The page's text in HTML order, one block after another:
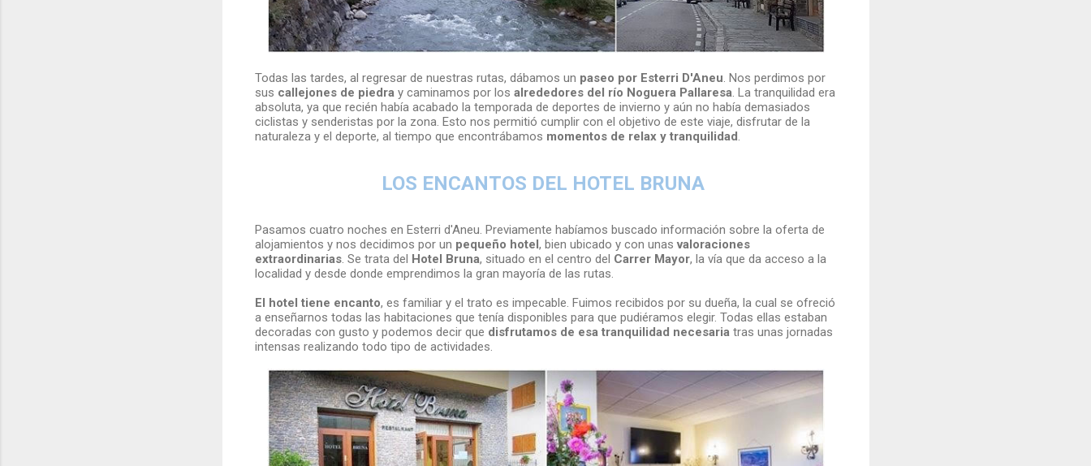
Todas las tardes, al regresar de nuestras rutas, dábamos un paseo por Esterri D'Aneu. Nos perdimos por
sus callejones de piedray caminamos por los alrededores del río Noguera Pallaresa. La tranquilidad era
absoluta, ya que recién había acabado la temporada de deportes de invierno y aún no había demasiados
ciclistas y senderistas por la zona. Esto nos permitió cumplir con el objetivo de este viaje, disfrutar de la
naturaleza y el deporte, al tiempo que encontrábamos momentos de relax y tranquilidad.
LOS ENCANTOS DEL HOTEL BRUNA
Pasamos cuatro noches en Esterri d'Aneu. Previamente habíamos buscado información sobre la oferta de
alojamientos y nos decidimos por un pequeño hotel, bien ubicado y con unasvaloraciones
extraordinarias. Se trata del Hotel Bruna, situado en el centro del Carrer Mayor, la vía que da acceso a la
localidad y desde donde emprendimos la gran mayoría de las rutas.
El hotel tiene encanto, es familiar y el trato es impecable. Fuimos recibidos por su dueña, la cual se ofreció
a enseñarnos todas las habitaciones que tenía disponibles para que pudiéramos elegir. Todas ellas estaban
decoradas con gusto y podemos decir que disfrutamos de esa tranquilidad necesariatras unas jornadas
intensas realizando todo tipo de actividades.